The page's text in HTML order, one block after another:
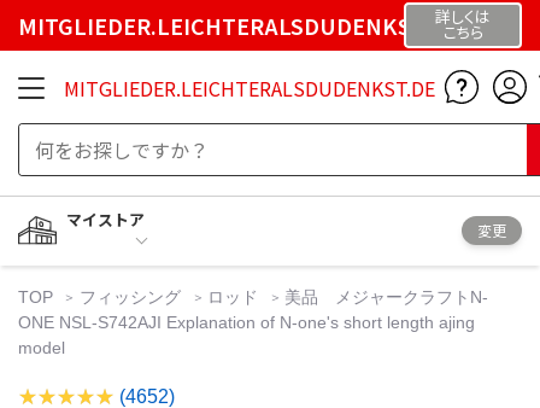
MITGLIEDER.LEICHTERALSDUDENKST.DE詳しくは
こちら
MITGLIEDER.LEICHTERALSDUDENKST.DE
マイストア
変更
TOP フィッシング ロッド
美品 メジャークラフトN-
ONE NSL-S742AJI Explanation of N-one's short length ajing
model
(4652)